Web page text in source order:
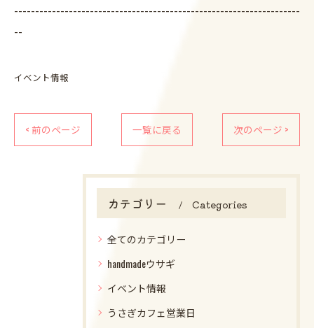
--------------------------------------------------------------------
--
イベント情報
< 前のページ 一覧に戻る 次のページ >
カテゴリー Categories
全てのカテゴリー
handmadeウサギ
イベント情報
うさぎカフェ営業日